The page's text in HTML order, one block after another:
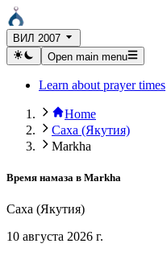
ВИЛ 2007
Open main menu
Learn about prayer times
Home
Саха (Якутия)
Markha
Время намаза в Markha
Саха (Якутия)
10 августа 2026 г.